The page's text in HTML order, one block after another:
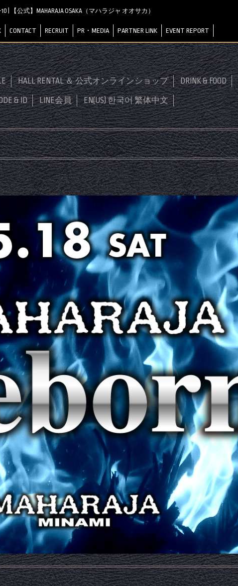
| 【公式】MAHARAJA OSAKA（マハラジャ オオサカ）
CONTACT RECRUIT PR・MEDIA PARTNER LINK EVENT REPORT
HALL RENTAL ＆ 公式オンラインショップ DRINK & FOOD
& ID LINE会員 EN(US) 한국어 繁体中文